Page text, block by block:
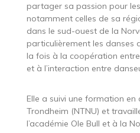
partager sa passion pour
notamment celles de sa
dans le sud-ouest de la
particulièrement les danses
la fois à la coopération
et à l’interaction entre
Elle a suivi une formation en
Trondheim (NTNU) et
l’académie Ole Bull et à la